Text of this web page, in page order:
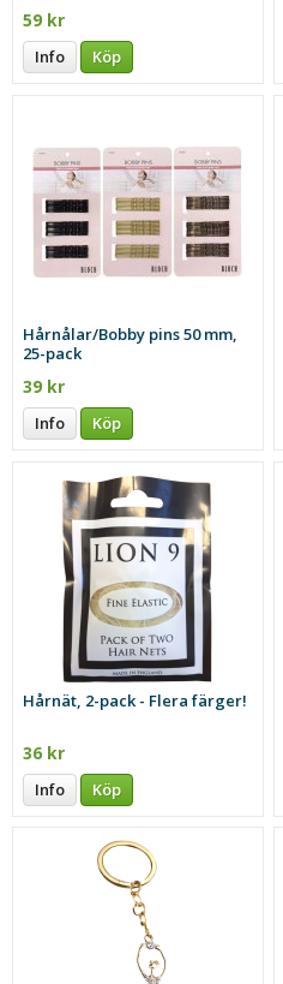
59 kr
Info Köp
Hårnålar/Bobby pins 50 mm,
25-pack
39 kr
Info Köp
Hårnät, 2-pack - Flera färger!
36 kr
Info Köp